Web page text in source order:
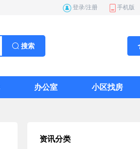
登录/注册 手机版
搜索
办公室 小区找房
资讯分类